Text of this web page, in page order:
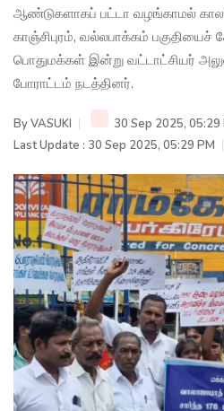
ஆண்டுகளாகப் பட்டா வழங்காமல்
காஞ்சிபுரம், வல்லபாக்கம் பகுதியைச்
பொதுமக்கள் இன்று வட்டாட்சியர்
போராட்டம் நடத்தினர்.
ByVASUKI
30 Sep 2025, 05:29
Last Update : 30 Sep 2025, 05:29 PM